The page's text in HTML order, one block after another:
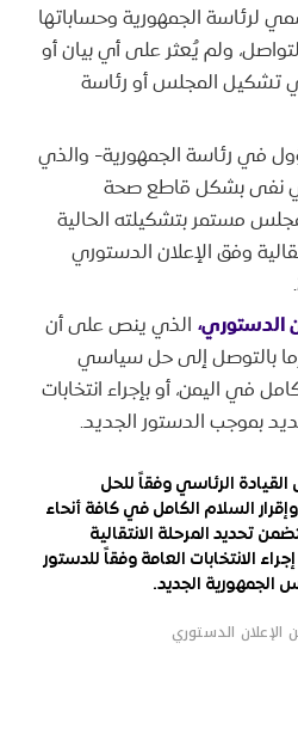
لرئاسة الجمهورية وحساباتها
ولم يُعثر على أي بيان أو
تشكيل المجلس أو رئاسة
في رئاسة الجمهورية- والذي
نفى بشكل قاطع صحة
مستمر بتشكيلته الحالية
وفق الإعلان الدستوري
الدستوري، الذي ينص على أن
بالتوصل إلى حل سياسي
في اليمن، أو بإجراء انتخابات
بموجب الدستور الجديد.
الرئاسي وفقاً للحل
السلام الكامل في كافة أنحاء
تحديد المرحلة الانتقالية
الانتخابات العامة وفقاً للدستور
الجمهورية الجديد.
الإعلان الدستوري